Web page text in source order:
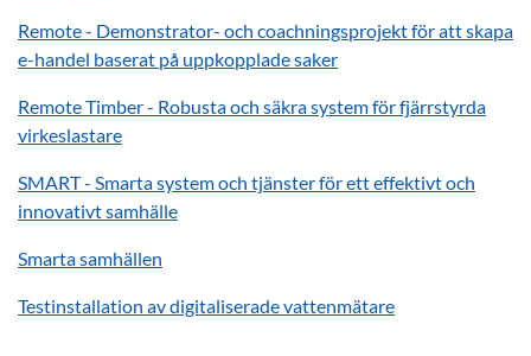
Remote - Demonstrator- och coachningsprojekt för att skapa
e-handel baserat på uppkopplade saker
Remote Timber - Robusta och säkra system för fjärrstyrda
virkeslastare
SMART - Smarta system och tjänster för ett effektivt och
innovativt samhälle
Smarta samhällen
Testinstallation av digitaliserade vattenmätare